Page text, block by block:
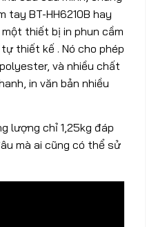
tay BT-HH6210B hay
thiết bị in phun cầm
thiết kế . Nó cho phép
và nhiều chất
in văn bản nhiều
lượng chỉ 1,25kg đáp
mà ai cũng có thể sử